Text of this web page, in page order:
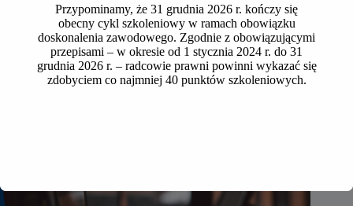
2026-07-24
Przypominamy, że 31 grudnia 2026 r. kończy się
obecny cykl szkoleniowy w ramach obowiązku
doskonalenia zawodowego. Zgodnie z obowiązującymi
przepisami – w okresie od 1 stycznia 2024 r. do 31
grudnia 2026 r. – radcowie prawni powinni wykazać się
zdobyciem co najmniej 40 punktów szkoleniowych.